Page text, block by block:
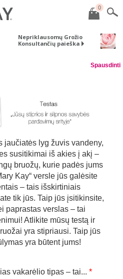
0
Nepriklausomų Grožio
Konsultančių paieška
Spausdinti
jaučiatės lyg žuvis vandeny,
susitikimai iš akies į akį –
bruožų, kurie padės jums
Kay“ versle jūs galėsite
– tais išskirtiniais
tik jūs. Taip jūs įsitikinsite,
paprastas verslas – tai
Atlikite mūsų testą ir
yra stipriausi. Taip jūs
yra būtent jums!
vakarėlio tipas – tai...